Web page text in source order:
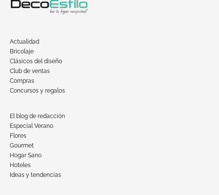
Actualidad
Bricolaje
Clásicos del diseño
Club de ventas
Compras
Concursos y regalos
El blog de redacción
Especial Verano
Flores
Gourmet
Hogar Sano
Hoteles
Ideas y tendencias